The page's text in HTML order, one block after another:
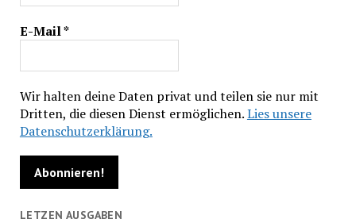
E-Mail*
Wir halten deine Daten privat und teilen sie nur mit
Dritten, die diesen Dienst ermöglichen.Lies unsere
Datenschutzerklärung.
LETZEN AUSGABEN